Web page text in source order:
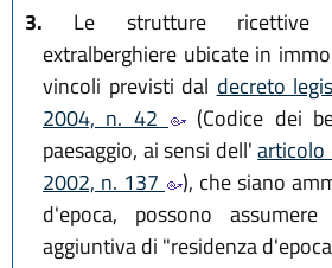
3. Le strutture ricettive
extralberghiere ubicate in
vincoli previsti dal decreto
2004, n. 42
(Codice dei
paesaggio, ai sensi dell'articolo
2002, n. 137
), che siano
d'epoca, possono
aggiuntiva di "residenza